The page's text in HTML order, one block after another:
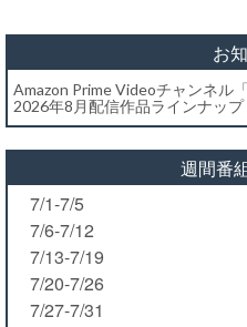
お
Amazon Prime Videoチャンネル
2026年8月配信作品ラインナップ
週間番
7/1-7/5
7/6-7/12
7/13-7/19
7/20-7/26
7/27-7/31